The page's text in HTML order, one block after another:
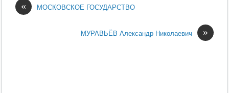
« МОСКОВСКОЕ ГОСУДАРСТВО
»
МУРАВЬЁВ Александр Николаевич